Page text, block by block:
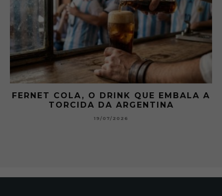
FERNET COLA, O DRINK QUE EMBALA A
TORCIDA DA ARGENTINA
19/07/2026